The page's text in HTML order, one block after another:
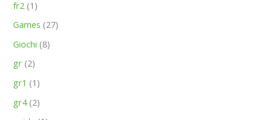
fr2 (1)
Games (27)
Giochi (8)
gr (2)
gr1 (1)
gr4(2)